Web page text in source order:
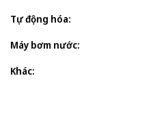
Tự động hóa:
Máy bơm nước:
Khác: